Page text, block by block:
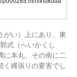
がい）上にあり、東
式（へいかくし
に本丸、その南に二
く縄張りの要害でし